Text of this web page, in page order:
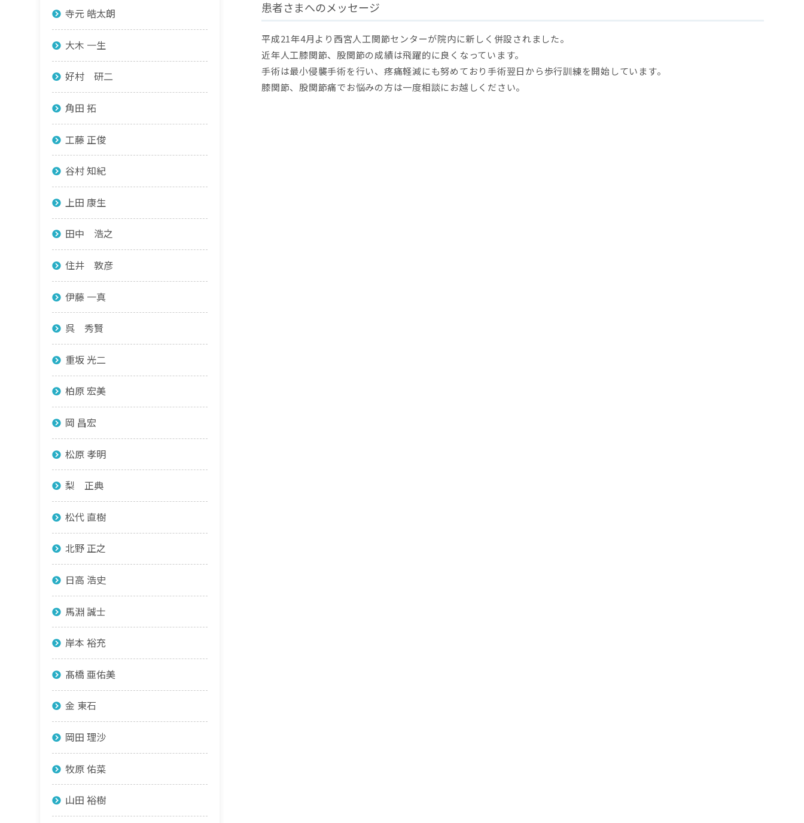
患者さまへのメッセージ
平成21年4月より西宮人工関節センターが院内に新しく併設されました。
近年人工膝関節、股関節の成績は飛躍的に良くなっています。
手術は最小侵襲手術を行い、疼痛軽減にも努めており手術翌日から歩行訓練を開始しています。
膝関節、股関節痛でお悩みの方は一度相談にお越しください。
寺元 皓太朗
大木 一生
好村 研二
角田 拓
工藤 正俊
谷村 知紀
上田 康生
田中 浩之
住井 敦彦
伊藤 一真
呉 秀賢
重坂 光二
柏原 宏美
岡 昌宏
松原 孝明
梨 正典
松代 直樹
北野 正之
日高 浩史
馬淵 誠士
岸本 裕充
髙橋 亜佑美
金 東石
岡田 理沙
牧原 佑菜
山田 裕樹